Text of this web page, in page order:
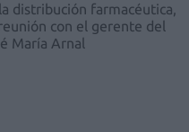
distribución farmacéutica,
con el gerente del
María Arnal